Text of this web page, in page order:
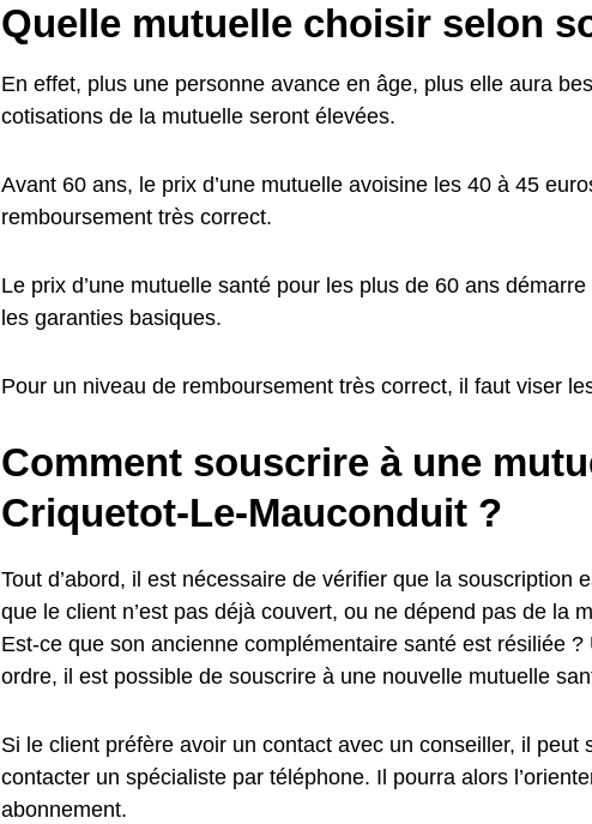
Quelle mutuelle choisir selon
En effet, plus une personne avance en âge, plus elle aura
cotisations de la mutuelle seront élevées.
Avant 60 ans, le prix d’une mutuelle avoisine les 40 à 45
remboursement très correct.
Le prix d’une mutuelle santé pour les plus de 60 ans
les garanties basiques.
Pour un niveau de remboursement très correct, il faut viser
Comment souscrire à une
Criquetot-Le-Mauconduit ?
Tout d’abord, il est nécessaire de vérifier que la souscription
que le client n’est pas déjà couvert, ou ne dépend pas de la
Est-ce que son ancienne complémentaire santé est résiliée
ordre, il est possible de souscrire à une nouvelle mutuelle
Si le client préfère avoir un contact avec un conseiller, il peut
contacter un spécialiste par téléphone. Il pourra alors
abonnement.